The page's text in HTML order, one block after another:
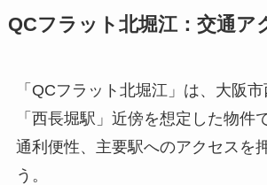
QCフラット北堀江：交通ア
「QCフラット北堀江」は、大阪
「西長堀駅」近傍を想定した物件
通利便性、主要駅へのアクセスを
う。